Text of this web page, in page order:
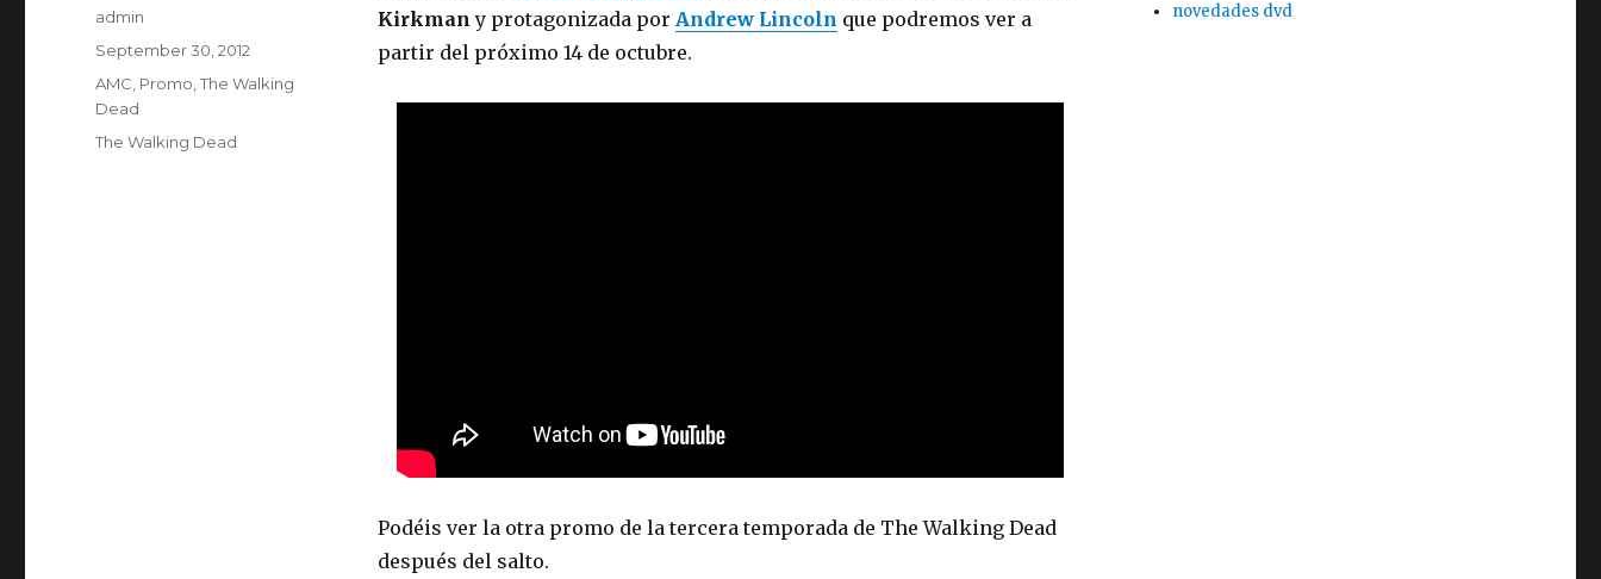
Kirkman y protagonizada por Andrew Lincoln que podremos ver a
partir del próximo 14 de octubre.
Podéis ver la otra promo de la tercera temporada de The Walking Dead
después del salto.
Author
admin
Posted
on
September 30, 2012
Categories
AMC Promo ,The Walking
Dead
Tags
The Walking Dead
novedades dvd